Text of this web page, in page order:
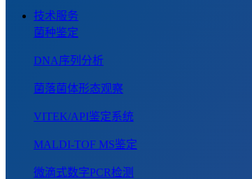
技术服务
菌种鉴定
DNA序列分析
菌落菌体形态观察
VITEK/API鉴定系统
MALDI-TOF MS鉴定
微滴式数字PCR检测